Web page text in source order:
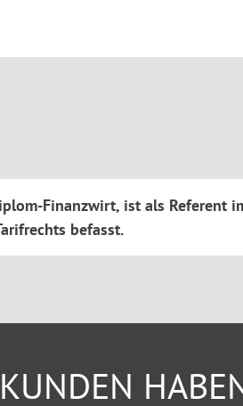
Orientierungshilfe für
der Länder (TV-L) , Mitarbeiter in
Finanzwirt, ist als Referent
befasst.
KUNDEN